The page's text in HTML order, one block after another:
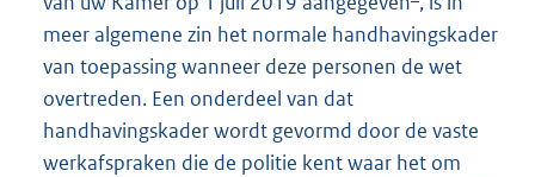
meer algemene zin het normale handhavingskader
van toepassing wanneer deze personen de wet
overtreden. Een onderdeel van dat
handhavingskader wordt gevormd door de vaste
werkafspraken die de politie kent waar het om